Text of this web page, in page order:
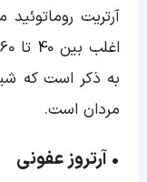
آرتریت
مردان است.
• آرتروز عفونی